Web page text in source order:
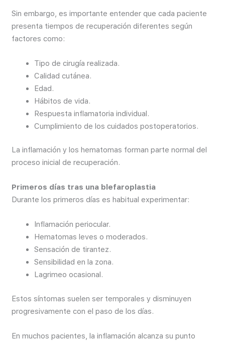
Sin embargo, es importante entender que cada paciente
presenta tiempos de recuperación diferentes según
factores como:
Tipo de cirugía realizada.
Calidad cutánea.
Edad.
Hábitos de vida.
Respuesta inflamatoria individual.
Cumplimiento de los cuidados postoperatorios.
La inflamación y los hematomas forman parte normal del
proceso inicial de recuperación.
Primeros días tras una blefaroplastia
Durante los primeros días es habitual experimentar:
Inflamación periocular.
Hematomas leves o moderados.
Sensación de tirantez.
Sensibilidad en la zona.
Lagrimeo ocasional.
Estos síntomas suelen ser temporales y disminuyen
progresivamente con el paso de los días.
En muchos pacientes, la inflamación alcanza su punto